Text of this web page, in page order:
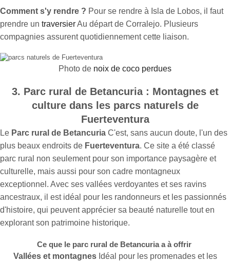
Comment s'y rendre ? Pour se rendre à Isla de Lobos, il faut
prendre un traversierAu départ de Corralejo. Plusieurs
compagnies assurent quotidiennement cette liaison.
Photo de noix de coco perdues
3. Parc rural de Betancuria : Montagnes et
culture dans les parcs naturels de
Fuerteventura
Le Parc rural de Betancuria C'est, sans aucun doute, l'un des
plus beaux endroits de Fuerteventura. Ce site a été classé
parc rural non seulement pour son importance paysagère et
culturelle, mais aussi pour son cadre montagneux
exceptionnel. Avec ses vallées verdoyantes et ses ravins
ancestraux, il est idéal pour les randonneurs et les passionnés
d'histoire, qui peuvent apprécier sa beauté naturelle tout en
explorant son patrimoine historique.
Ce que le parc rural de Betancuria a à offrir
Vallées et montagnesIdéal pour les promenades et les